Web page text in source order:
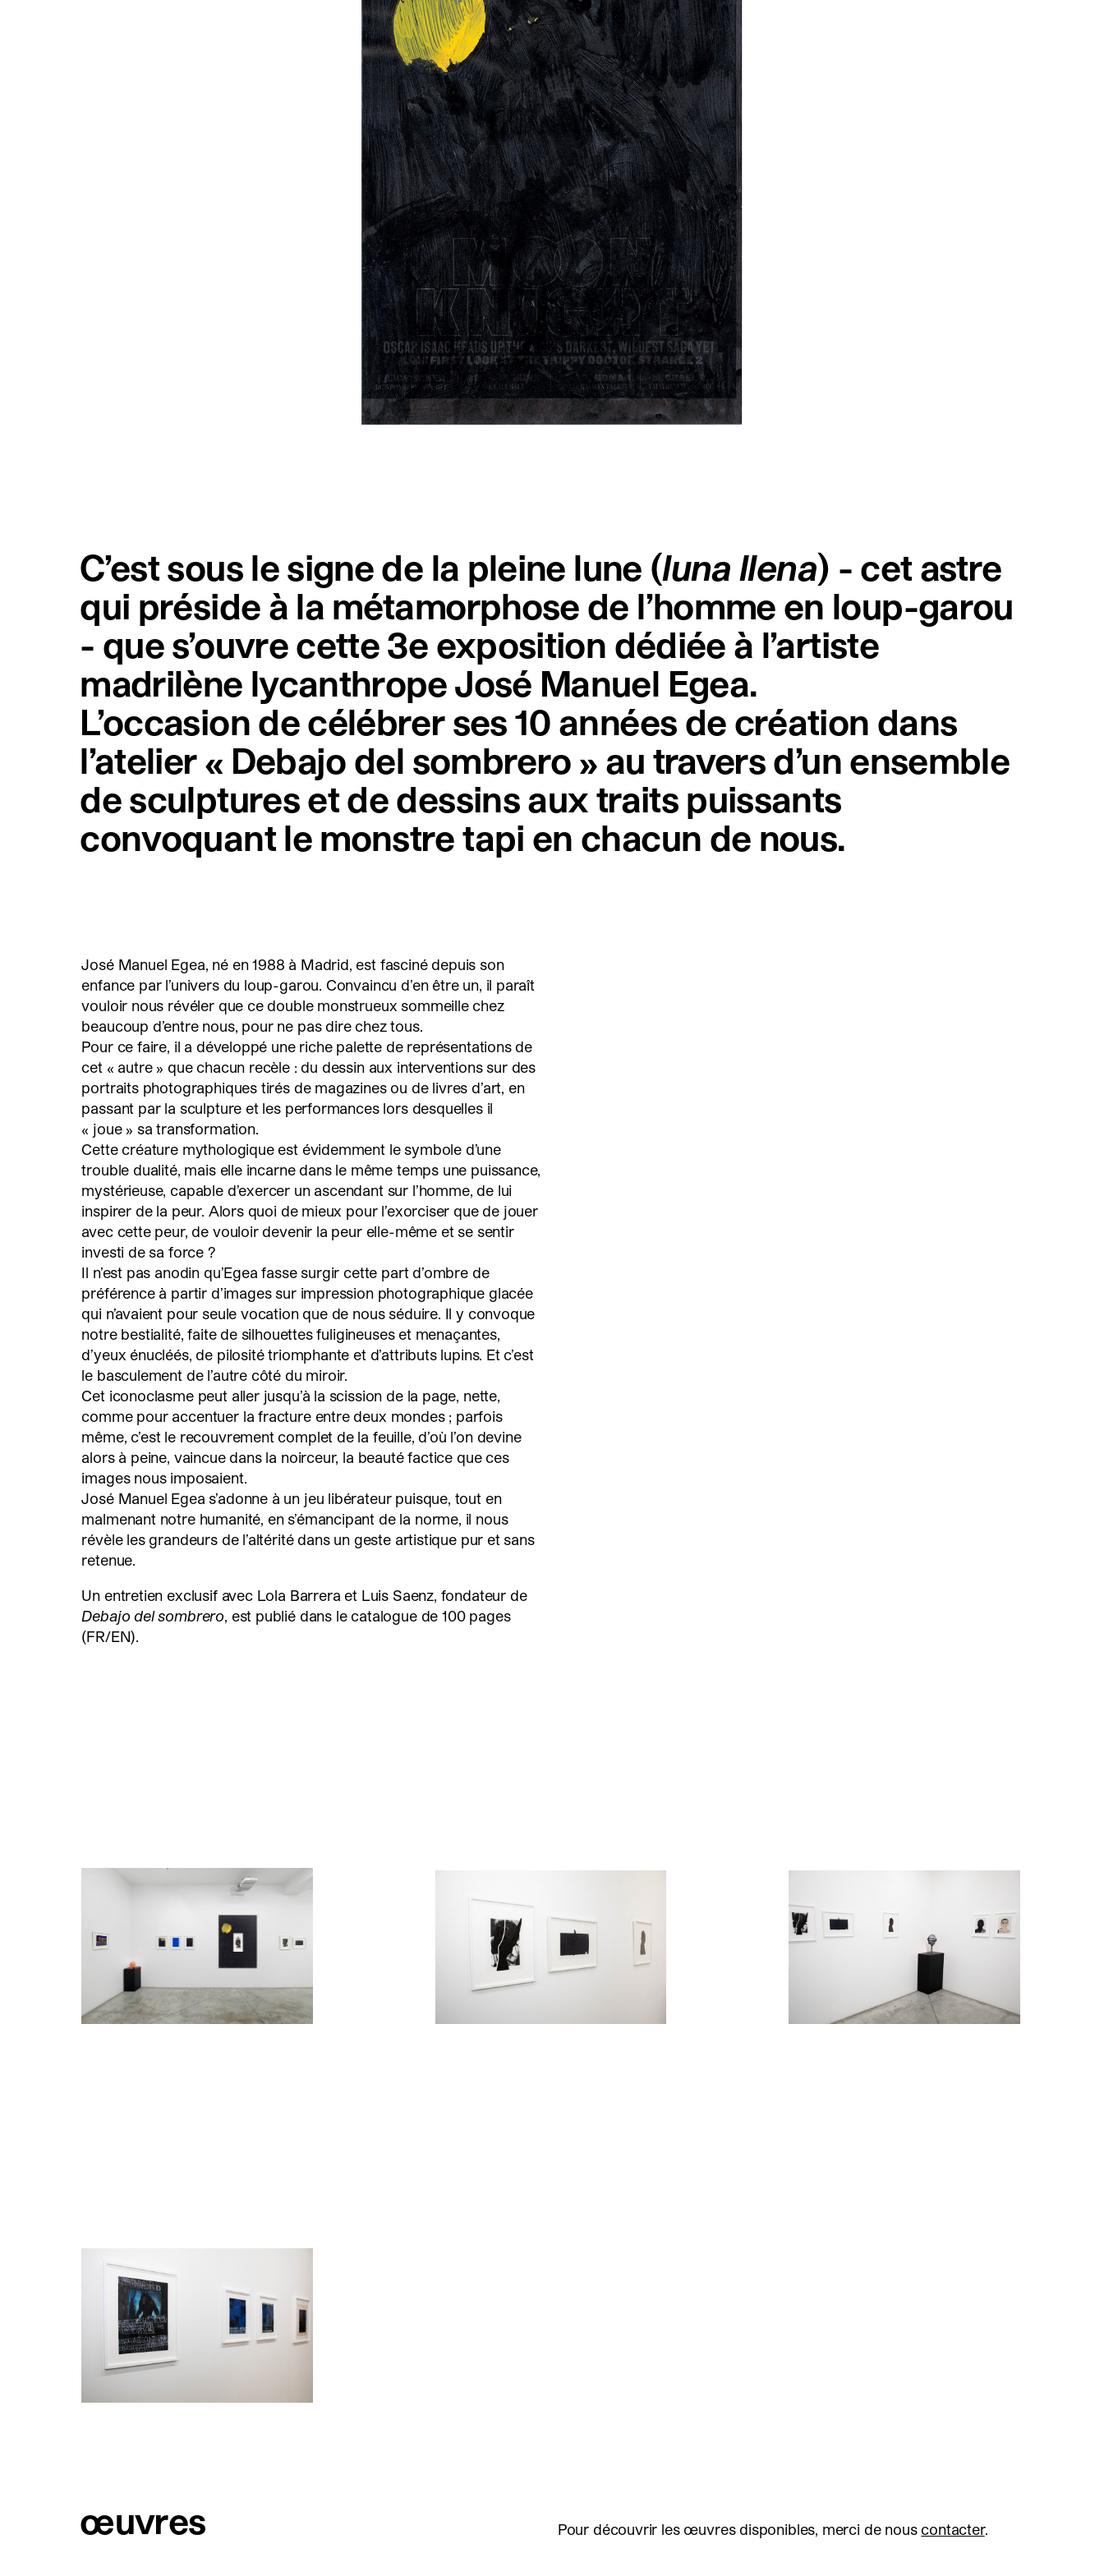
instagram facebook twitter linkedin
C’est sous le signe de la pleine lune (luna llena) - cet astre
qui préside à la métamorphose de l’homme en loup-garou
- que s’ouvre cette 3e exposition dédiée à l’artiste
madrilène lycanthrope José Manuel Egea.
L’occasion de célébrer ses 10 années de création dans
l’atelier « Debajo del sombrero » au travers d’un ensemble
de sculptures et de dessins aux traits puissants
convoquant le monstre tapi en chacun de nous.
José Manuel Egea, né en 1988 à Madrid, est fasciné depuis son
enfance par l’univers du loup-garou. Convaincu d’en être un, il paraît
vouloir nous révéler que ce double monstrueux sommeille chez
beaucoup d’entre nous, pour ne pas dire chez tous.
Pour ce faire, il a développé une riche palette de représentations de
cet « autre » que chacun recèle : du dessin aux interventions sur des
portraits photographiques tirés de magazines ou de livres d’art, en
passant par la sculpture et les performances lors desquelles il
« joue » sa transformation.
Cette créature mythologique est évidemment le symbole d’une
trouble dualité, mais elle incarne dans le même temps une puissance,
mystérieuse, capable d’exercer un ascendant sur l’homme, de lui
inspirer de la peur. Alors quoi de mieux pour l’exorciser que de jouer
avec cette peur, de vouloir devenir la peur elle-même et se sentir
investi de sa force ?
Il n’est pas anodin qu’Egea fasse surgir cette part d’ombre de
préférence à partir d’images sur impression photographique glacée
qui n’avaient pour seule vocation que de nous séduire. Il y convoque
notre bestialité, faite de silhouettes fuligineuses et menaçantes,
d’yeux énucléés, de pilosité triomphante et d’attributs lupins. Et c’est
le basculement de l’autre côté du miroir.
Cet iconoclasme peut aller jusqu’à la scission de la page, nette,
comme pour accentuer la fracture entre deux mondes ; parfois
même, c’est le recouvrement complet de la feuille, d’où l’on devine
alors à peine, vaincue dans la noirceur, la beauté factice que ces
images nous imposaient.
José Manuel Egea s’adonne à un jeu libérateur puisque, tout en
malmenant notre humanité, en s’émancipant de la norme, il nous
révèle les grandeurs de l’altérité dans un geste artistique pur et sans
retenue.
Un entretien exclusif avec Lola Barrera et Luis Saenz, fondateur de
Debajo del sombrero , est publié dans le catalogue de 100 pages
(FR/EN).
œuvres Pour découvrir les œuvres disponibles, merci de nous contacter.